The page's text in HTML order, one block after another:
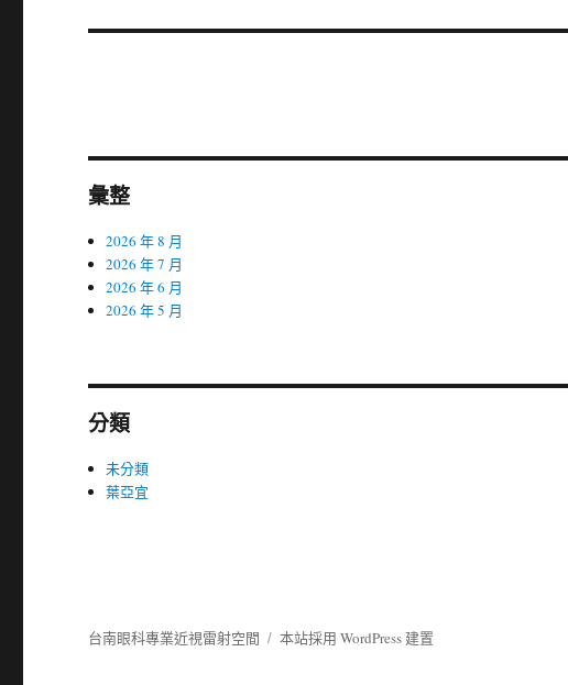
篇
彙整
2026 年 8 月
2026 年 7 月
2026 年 6 月
2026 年 5 月
分類
未分類
葉亞宜
台南眼科專業近視雷射空間 本站採用 WordPress 建置